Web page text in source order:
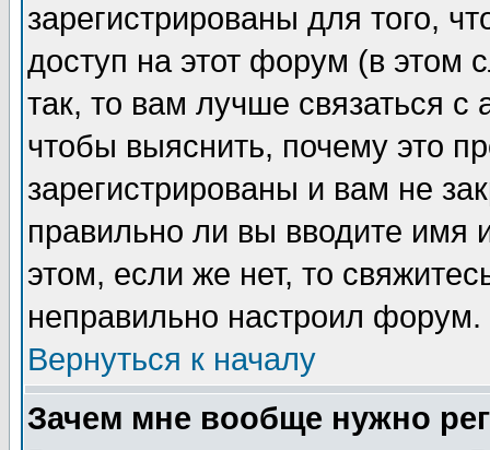
зарегистрированы для того,
доступ на этот форум (в этом
так, то вам лучше связаться
чтобы выяснить, почему это
зарегистрированы и вам не
правильно ли вы вводите
этом, если же нет, то
неправильно настроил форум.
Вернуться к началу
Зачем мне вообще нужно